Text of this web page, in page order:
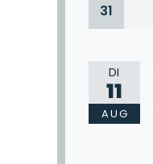
31
DI
11
AUG